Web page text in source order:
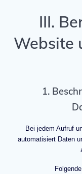
III.
Website
1.
Bei jedem Aufruf
automatisiert Daten